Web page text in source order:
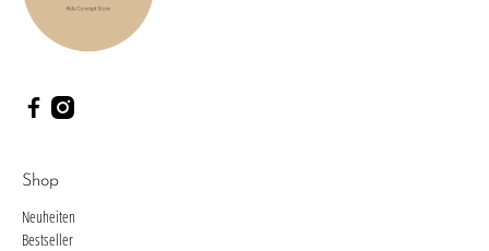
Shop
Neuheiten
Bestseller